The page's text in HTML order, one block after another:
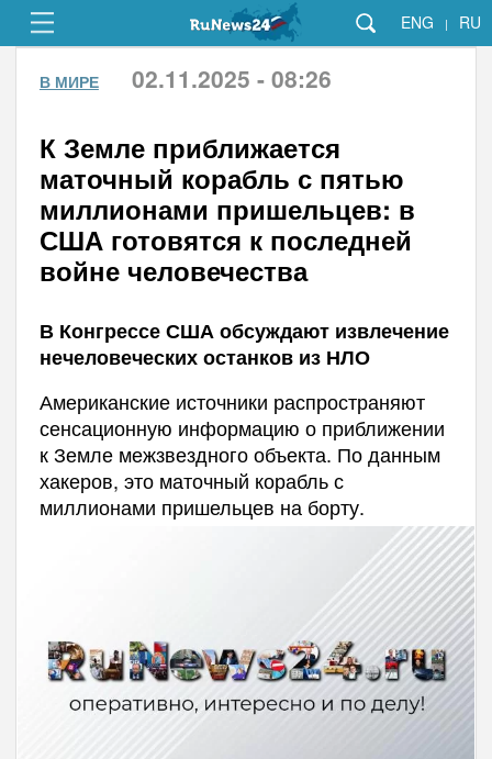
ENG | RU
В МИРЕ 02.11.2025 - 08:26
К Земле приближается
маточный корабль с пятью
миллионами пришельцев: в
США готовятся к последней
войне человечества
В Конгрессе США обсуждают извлечение
нечеловеческих останков из НЛО
Американские источники распространяют
сенсационную информацию о приближении
к Земле межзвездного объекта. По данным
хакеров, это маточный корабль с
миллионами пришельцев на борту.